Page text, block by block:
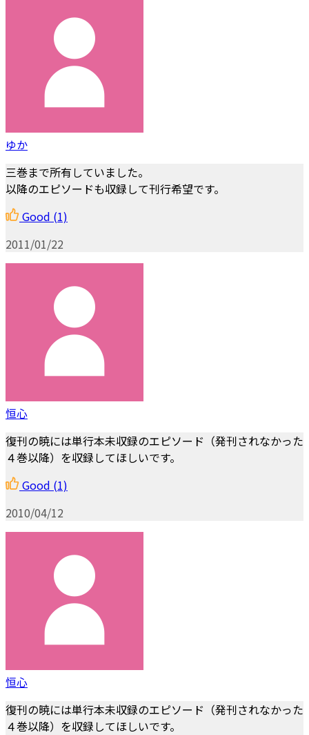
ゆか
三巻まで所有していました。
以降のエピソードも収録して刊行希望です。
Good (1)
2011/01/22
恒心
復刊の暁には単行本未収録のエピソード（発刊されなかった
４巻以降）を収録してほしいです。
Good (1)
2010/04/12
恒心
復刊の暁には単行本未収録のエピソード（発刊されなかった
４巻以降）を収録してほしいです。